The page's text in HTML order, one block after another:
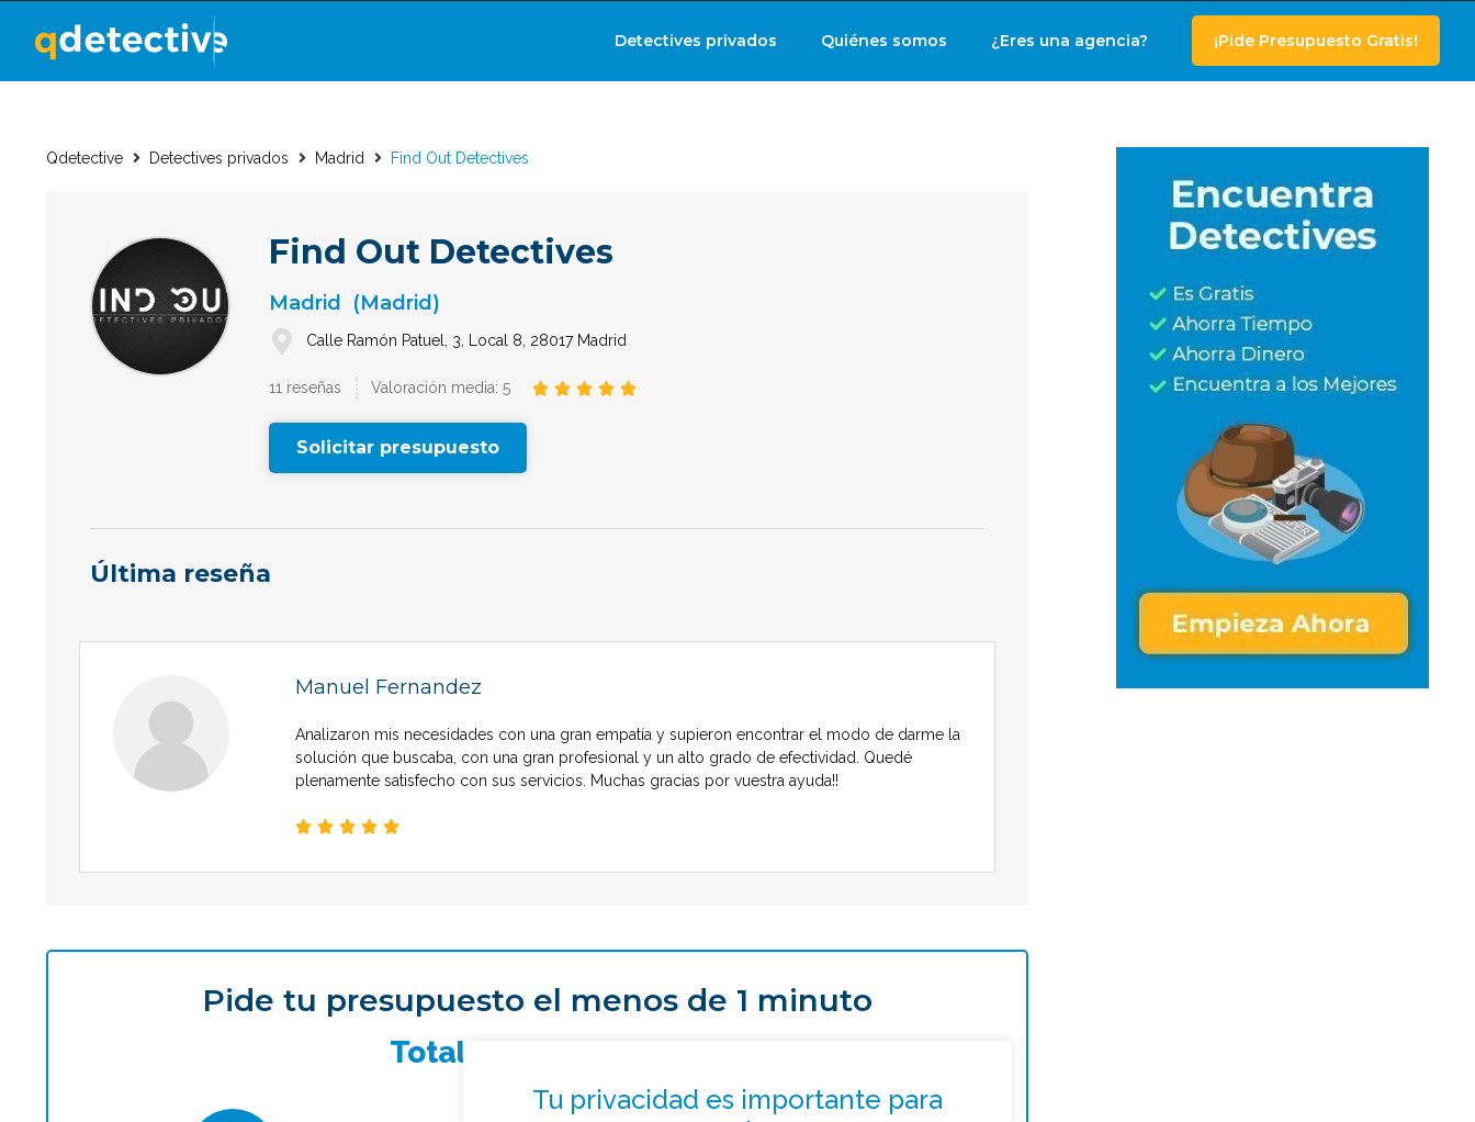
Detectives privados Quiénes somos ¿Eres una agencia? ¡Pide Presupuesto Gratis!
Qdetective Detectives privados Madrid Find Out Detectives
Find Out Detectives
Madrid (Madrid)
Calle Ramón Patuel, 3, Local 8, 28017 Madrid
11 reseñas Valoración media: 5     
Solicitar presupuesto
Última reseña
Manuel Fernandez
Analizaron mis necesidades con una gran empatía y supieron encontrar el modo de darme la
solución que buscaba, con una gran profesional y un alto grado de efectividad. Quedé
plenamente satisfecho con sus servicios. Muchas gracias por vuestra ayuda!!
    
Pide tu presupuesto el menos de 1 minuto
Totalmente GRATIS
¿Qué tipo de caso quieres investigar?